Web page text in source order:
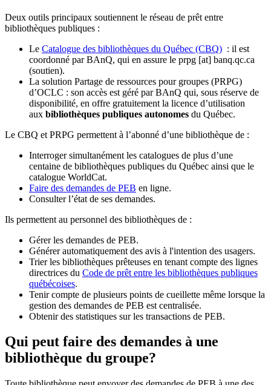
Deux outils principaux soutiennent le réseau de prêt entre
bibliothèques publiques :
Le Catalogue des bibliothèques du Québec (CBQ) : il est
coordonné par BAnQ, qui en assure le prpg [at] banq.qc.ca
(soutien).
La solution Partage de ressources pour groupes (PRPG)
d’OCLC : son accès est géré par BAnQ qui, sous réserve de
disponibilité, en offre gratuitement la licence d’utilisation
aux bibliothèques publiques autonomes du Québec.
Le CBQ et PRPG permettent à l’abonné d’une bibliothèque de :
Interroger simultanément les catalogues de plus d’une
centaine de bibliothèques publiques du Québec ainsi que le
catalogue WorldCat.
Faire des demandes de PEB en ligne.
Consulter l’état de ses demandes.
Ils permettent au personnel des bibliothèques de :
Gérer les demandes de PEB.
Générer automatiquement des avis à l'intention des usagers.
Trier les bibliothèques prêteuses en tenant compte des lignes
directrices du Code de prêt entre les bibliothèques publiques
québécoises.
Tenir compte de plusieurs points de cueillette même lorsque la
gestion des demandes de PEB est centralisée.
Obtenir des statistiques sur les transactions de PEB.
Qui peut faire des demandes à une
bibliothèque du groupe?